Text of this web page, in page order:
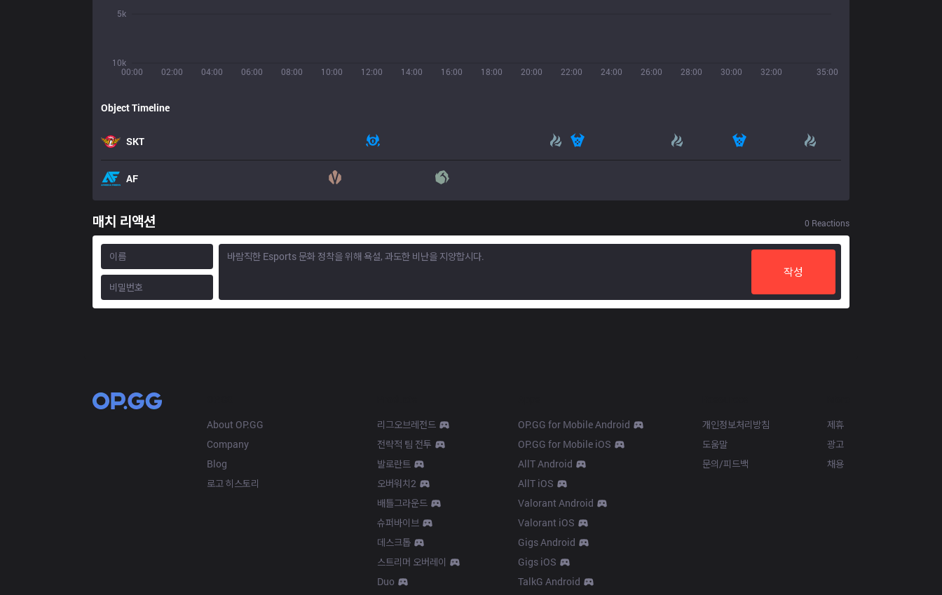
00:00 02:00 04:00 06:00 08:00 10:00 12:00 14:00 16:00 18:00 20:00 22:00 24:00 26:00 28:00 30:00 32:00 35:00
10k
5k
Object Timeline
SKT
AF
매치 리액션 0 Reactions
작성
About OP.GG
Company
Blog
로고 히스토리
리그오브레전드
전략적 팀 전투
발로란트
오버워치2
배틀그라운드
슈퍼바이브
데스크톱
스트리머 오버레이
Duo
OP.GG for Mobile Android
OP.GG for Mobile iOS
AllT Android
AllT iOS
Valorant Android
Valorant iOS
Gigs Android
Gigs iOS
TalkG Android
개인정보처리방침
도움말
문의/피드백
제휴
광고
채용